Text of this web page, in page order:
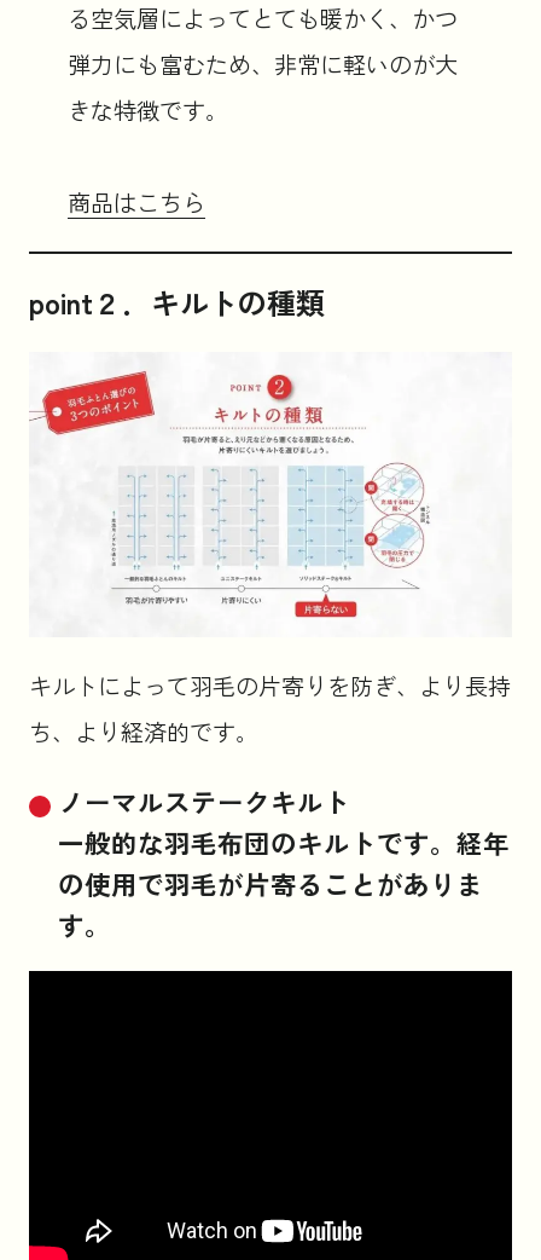
る空気層によってとても暖かく、かつ
弾力にも富むため、非常に軽いのが大
きな特徴です。
商品はこちら
point２．キルトの種類
キルトによって羽毛の片寄りを防ぎ、より長持
ち、より経済的です。
ノーマルステークキルト
一般的な羽毛布団のキルトです。経年
の使用で羽毛が片寄ることがありま
す。